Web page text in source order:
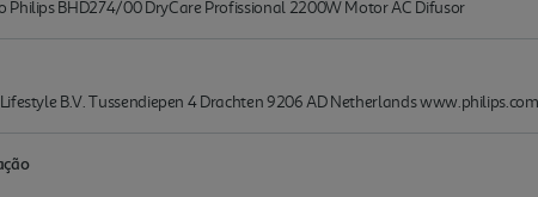
Philips BHD274/00 DryCare Profissional 2200W Motor AC Difusor
B.V. Tussendiepen 4 Drachten 9206 AD Netherlands